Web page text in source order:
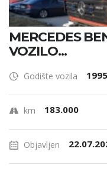
MERCEDES
VOZILO...
Godište vozila 1995
km 183.000
Objavljen